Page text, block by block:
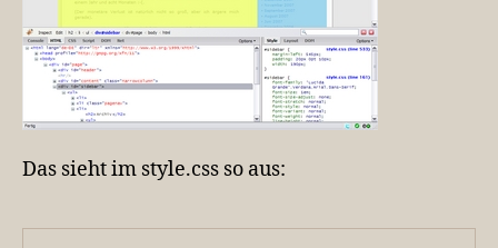
Das sieht im style.css so aus: